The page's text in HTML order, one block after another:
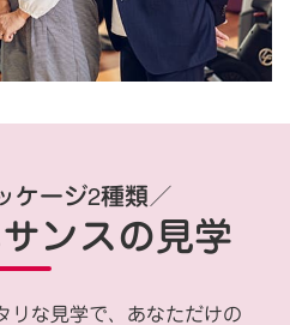
ケージ2種類／
ンスの見学
リな見学で、あなただけの